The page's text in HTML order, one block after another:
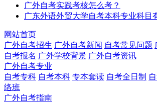
广外自考实践考核怎么考？
广东外语外贸大学自考本科专业科目
网站首页
广外自考招生 广外自考新闻 自考常见问题
自考报名 广外学校背景 广外自考资讯
广外自考专业
自考专科 自考本科 专本套读 自考全日制
络班
广外自考指南